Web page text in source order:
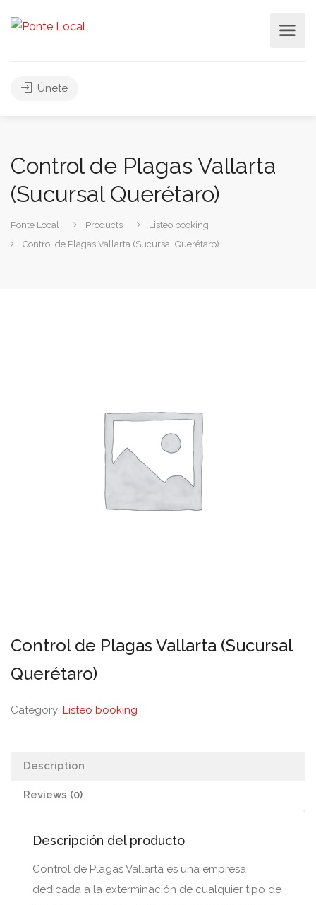
Únete
Control de Plagas Vallarta
(Sucursal Querétaro)
Ponte Local Products
Listeo booking
Control de Plagas Vallarta (Sucursal Querétaro)
Control de Plagas Vallarta (Sucursal
Querétaro)
Category: Listeo booking
Description
Reviews (0)
Descripción del producto
Control de Plagas Vallarta es una empresa
dedicada a la exterminación de cualquier tipo de